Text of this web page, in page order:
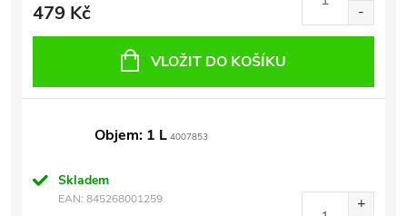
479 Kč
VLOŽIT DO KOŠÍKU
Objem: 1 L 4007853
Skladem
EAN: 845268001259